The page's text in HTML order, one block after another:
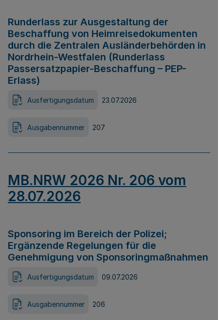
Runderlass zur Ausgestaltung der
Beschaffung von Heimreisedokumenten
durch die Zentralen Ausländerbehörden in
Nordrhein-Westfalen (Runderlass
Passersatzpapier-Beschaffung – PEP-
Erlass)
Ausfertigungsdatum 23.07.2026
Ausgabennummer 207
MB.NRW 2026 Nr. 206 vom
28.07.2026
Sponsoring im Bereich der Polizei;
Ergänzende Regelungen für die
Genehmigung von Sponsoringmaßnahmen
Ausfertigungsdatum 09.07.2026
Ausgabennummer 206